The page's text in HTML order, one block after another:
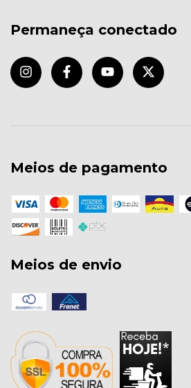
Permaneça conectado
Meios de pagamento
Meios de envio